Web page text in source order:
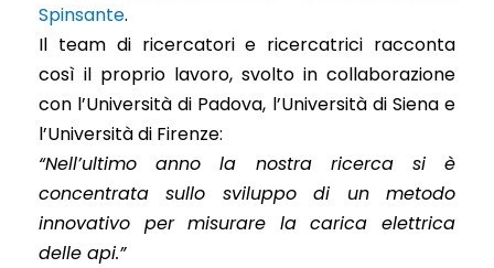
Spinsante.
Il team di ricercatori e ricercatrici racconta
così il proprio lavoro, svolto in collaborazione
con l’Università di Padova, l’Università di Siena e
l’Università di Firenze:
“Nell’ultimo anno la nostra ricerca si è
concentrata sullo sviluppo di un metodo
innovativo per misurare la carica elettrica
delle api.”